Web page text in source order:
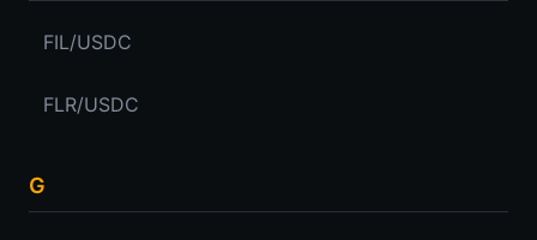
FIL/USDC
FLR/USDC
G